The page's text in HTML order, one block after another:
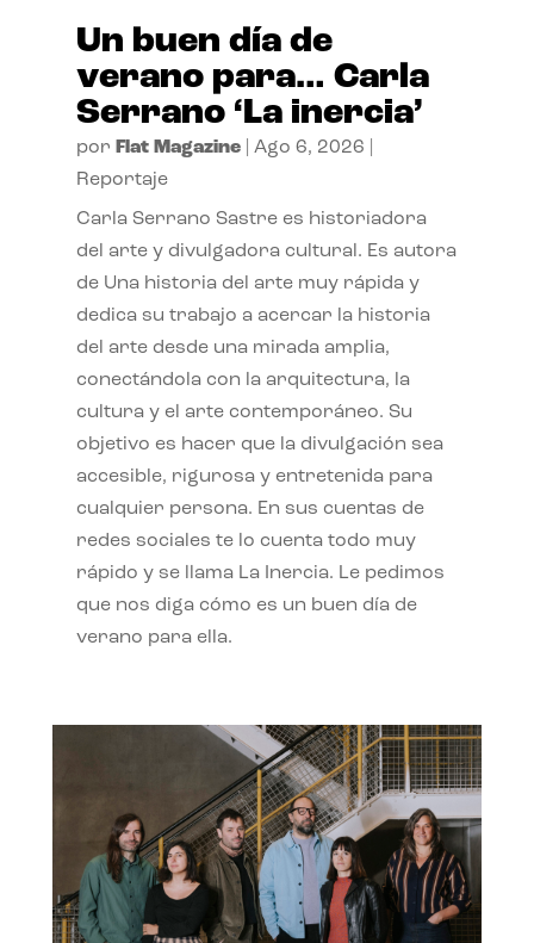
Un buen día de
verano para… Carla
Serrano ‘La inercia’
por Flat Magazine| Ago 6, 2026
Reportaje
Carla Serrano Sastre es historiadora
del arte y divulgadora cultural. Es autora
de Una historia del arte muy rápida y
dedica su trabajo a acercar la historia
del arte desde una mirada amplia,
conectándola con la arquitectura, la
cultura y el arte contemporáneo. Su
objetivo es hacer que la divulgación sea
accesible, rigurosa y entretenida para
cualquier persona. En sus cuentas de
redes sociales te lo cuenta todo muy
rápido y se llama La Inercia. Le pedimos
que nos diga cómo es un buen día de
verano para ella.